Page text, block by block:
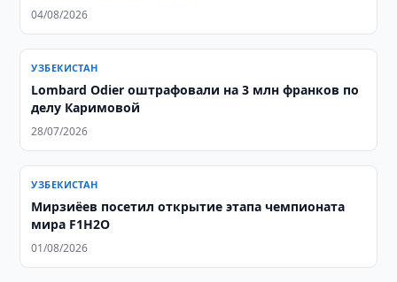
04/08/2026
УЗБЕКИСТАН
Lombard Odier оштрафовали на 3 млн франков по
делу Каримовой
28/07/2026
УЗБЕКИСТАН
Мирзиёев посетил открытие этапа чемпионата
мира F1H2O
01/08/2026